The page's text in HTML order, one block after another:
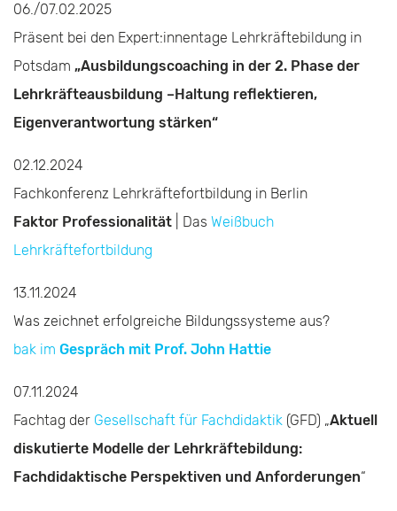
06./07.02.2025
Präsent bei den Expert:innentage Lehrkräftebildung in
Potsdam „Ausbildungscoaching in der 2. Phase der
Lehrkräfteausbildung –Haltung reflektieren,
Eigenverantwortung stärken“
02.12.2024
Fachkonferenz Lehrkräftefortbildung in Berlin
Faktor Professionalität | Das Weißbuch
Lehrkräftefortbildung
13.11.2024
Was zeichnet erfolgreiche Bildungssysteme aus?
bak im Gespräch mit Prof. John Hattie
07.11.2024
Fachtag der Gesellschaft für Fachdidaktik (GFD) „Aktuell
diskutierte Modelle der Lehrkräftebildung:
Fachdidaktische Perspektiven und Anforderungen“